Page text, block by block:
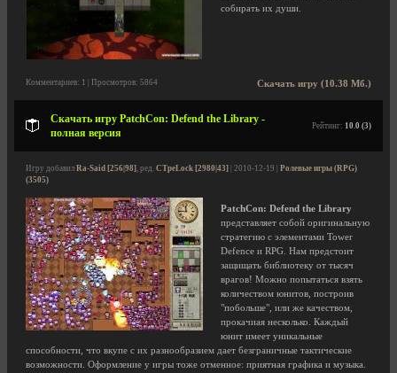
собирать их души.
Скачать игру (10.38 Мб.)
Комментариев: 1 | Просмотров: 5864
Скачать игру PatchCon: Defend the Library -
полная версия
Рейтинг: 10.0 (3)
Игру добавил Ra-Said [256|98], ред. CTpeLock [2980|43] | 2010-12-19 | Ролевые игры (RPG)
(3505)
PatchCon: Defend the Library
представляет собой оригинальную
стратегию с элементами Tower
Defence и RPG. Нам предстоит
защищать библиотеку от тысяч
врагов! Можно попытаться взять
количеством юнитов, построив
"побольше", или же качеством,
прокачиая несколько. Каждый
юнит имеет уникальные
способности, что вкупе с их разнообразием дает безграничные тактические
возможности. Оформление у игры тоже отменное: приятная графика и музыка.